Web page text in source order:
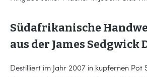
Südafrikanische
aus der James
Destilliert im Jahr 2007 in kupfernen Pot